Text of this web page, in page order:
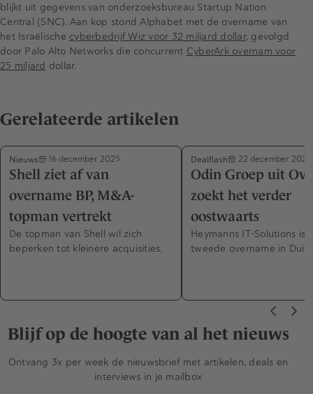
blijkt uit gegevens van onderzoeksbureau Startup Nation
Central (SNC). Aan kop stond Alphabet met de overname van
het Israëlische cyberbedrijf Wiz voor 32 miljard dollar, gevolgd
door Palo Alto Networks die concurrent CyberArk overnam voor
25 miljard dollar.
Gerelateerde artikelen
Nieuws 16 december 2025
Shell ziet af van
overname BP, M&A-
topman vertrekt
De topman van Shell wil zich
beperken tot kleinere acquisities.
Dealflash 22 december 2025
Odin Groep uit
zoekt het verder
oostwaarts
Heymanns IT-Solutions is
tweede overname in
Blijf op de hoogte van al het nieuws
Ontvang 3x per week de nieuwsbrief met artikelen, deals en
interviews in je mailbox